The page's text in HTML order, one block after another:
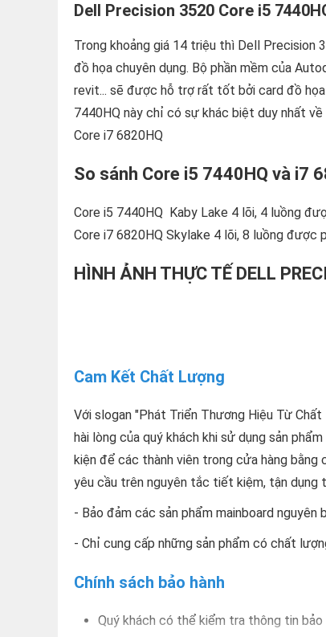
Dell Precision 3520 Core i5
Trong khoảng giá 14 triệu thì Dell Precision
đồ họa chuyên dụng. Bộ phần mềm của
revit... sẽ được hỗ trợ rất tốt bởi card đồ họa
7440HQ này chỉ có sự khác biệt duy nhất
Core i7 6820HQ
So sánh Core i5 7440HQ và i7
Core i5 7440HQ Kaby Lake 4 lõi, 4 luồng
Core i7 6820HQ Skylake 4 lõi, 8 luồng được
HÌNH ẢNH THỰC TẾ DELL
Cam Kết Chất Lượng
Với slogan "Phát Triển Thương Hiệu Từ Chất
hài lòng của quý khách khi sử dụng sản
kiện để các thành viên trong cửa hàng bằng
yêu cầu trên nguyên tắc tiết kiệm, tận dụng
- Bảo đảm các sản phẩm mainboard nguyên
- Chỉ cung cấp những sản phẩm có chất
Chính sách bảo hành
Quý khách có thể kiểm tra thông tin bảo